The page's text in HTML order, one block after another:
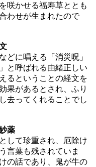
咲かせる福寿草ととも
わせが生まれたので
どに唱える「消災呪」
と呼ばれる由緒正しい
るということの経文を
果があるとされ、ふり
去ってくれることでし
薬
して珍重され、厄除け
言葉も残されていま
の話であり、鬼が牛の